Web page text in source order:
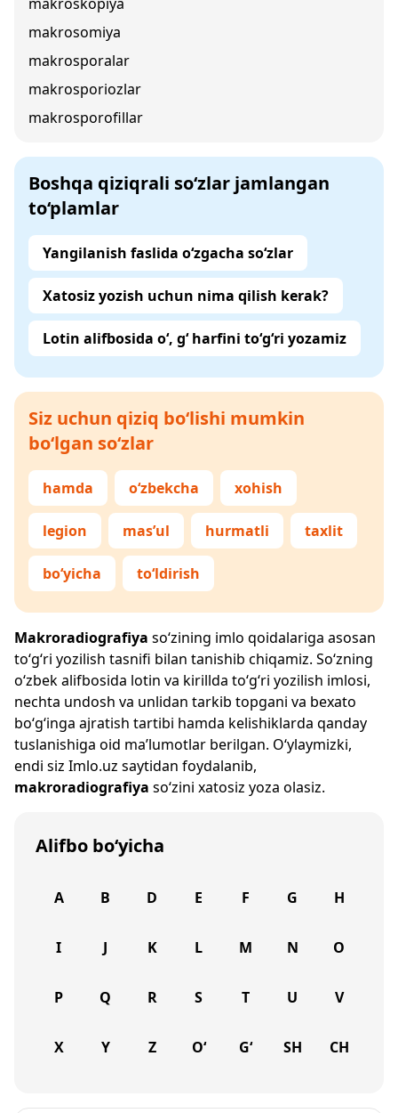
makrosomiya
makrosporalar
makrosporiozlar
makrosporofillar
Boshqa qiziqrali so‘zlar jamlangan
to‘plamlar
Yangilanish faslida o‘zgacha so‘zlar
Xatosiz yozish uchun nima qilish kerak?
Lotin alifbosida o‘, g‘ harfini to‘g‘ri yozamiz
Siz uchun qiziq bo‘lishi mumkin
bo‘lgan so‘zlar
hamda o‘zbekcha xohish
legion mas’ul hurmatli taxlit
bo‘yicha to‘ldirish
Makroradiografiya so‘zining imlo qoidalariga asosan
to‘g‘ri yozilish tasnifi bilan tanishib chiqamiz. So‘zning
o‘zbek alifbosida lotin va kirillda to‘g‘ri yozilish imlosi,
nechta undosh va unlidan tarkib topgani va bexato
bo‘g‘inga ajratish tartibi hamda kelishiklarda qanday
tuslanishiga oid ma’lumotlar berilgan. O‘ylaymizki,
endi siz Imlo.uz saytidan foydalanib,
makroradiografiya so‘zini xatosiz yoza olasiz.
Alifbo bo‘yicha
A B D E F G H
I J K L M N O
P Q R S T U V
X Y Z O‘ G‘ SH CH